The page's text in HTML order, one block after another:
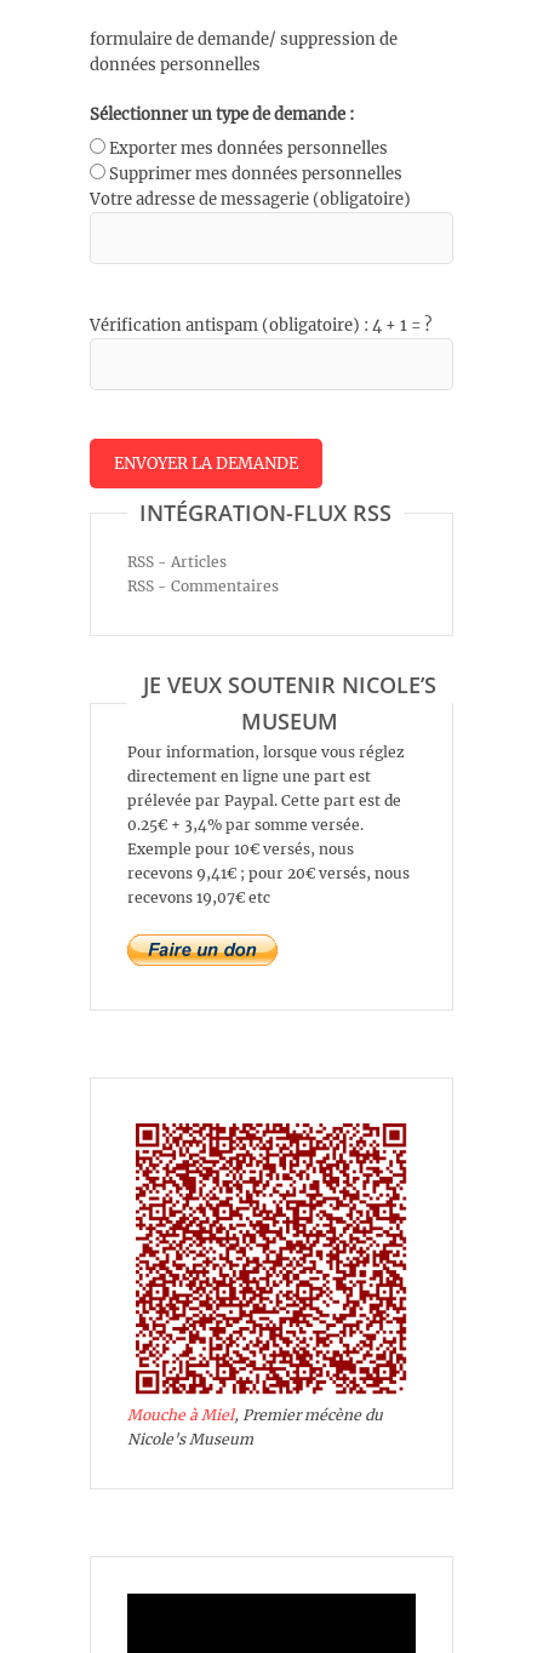
formulaire de demande/ suppression de
données personnelles
Sélectionner un type de demande :
Exporter mes données personnelles
Supprimer mes données personnelles
Votre adresse de messagerie (obligatoire)
Vérification antispam (obligatoire) : 4 + 1 = ?
INTÉGRATION-FLUX RSS
RSS - Articles
RSS - Commentaires
JE VEUX SOUTENIR NICOLE’S
MUSEUM
Pour information, lorsque vous réglez
directement en ligne une part est
prélevée par Paypal. Cette part est de
0.25€ + 3,4% par somme versée.
Exemple pour 10€ versés, nous
recevons 9,41€ ; pour 20€ versés, nous
recevons 19,07€ etc
Mouche à Miel, Premier mécène du
Nicole's Museum